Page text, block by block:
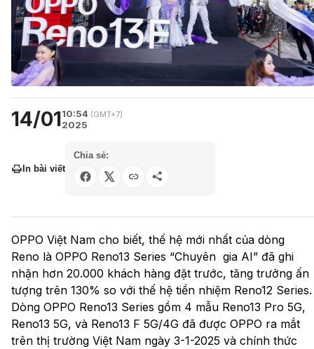
14/0110:54 (GMT+7)
2025
In bài viết
Chia sẻ:
OPPO Việt Nam cho biết, thế hệ mới nhất của dòng
Reno là OPPO Reno13 Series “Chuyên gia AI” đã ghi
nhận hơn 20.000 khách hàng đặt trước, tăng trưởng ấn
tượng trên 130% so với thế hệ tiền nhiệm Reno12 Series.
Dòng OPPO Reno13 Series gồm 4 mẫu Reno13 Pro 5G,
Reno13 5G, và Reno13 F 5G/4G đã được OPPO ra mắt
trên thị trường Việt Nam ngày 3-1-2025 và chính thức